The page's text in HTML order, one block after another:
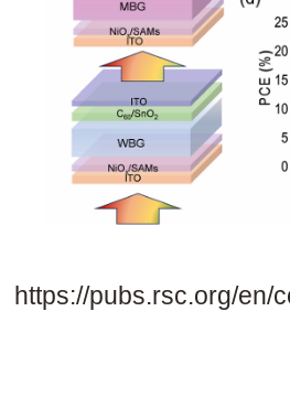
https://pubs.rsc.org/en/